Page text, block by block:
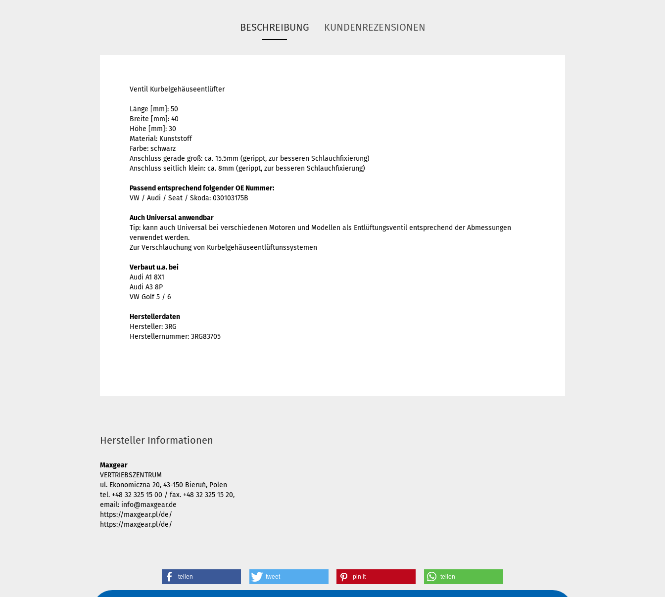
BESCHREIBUNG KUNDENREZENSIONEN
Ventil Kurbelgehäuseentlüfter
Länge [mm]: 50
Breite [mm]: 40
Höhe [mm]: 30
Material: Kunststoff
Farbe: schwarz
Anschluss gerade groß: ca. 15.5mm (gerippt, zur besseren Schlauchfixierung)
Anschluss seitlich klein: ca. 8mm (gerippt, zur besseren Schlauchfixierung)
Passend entsprechend folgender OE Nummer:
VW / Audi / Seat / Skoda: 030103175B
Auch Universal anwendbar
Tip: kann auch Universal bei verschiedenen Motoren und Modellen als Entlüftungsventil entsprechend der Abmessungen
verwendet werden.
Zur Verschlauchung von Kurbelgehäuseentlüftunssystemen
Verbaut u.a. bei
Audi A1 8X1
Audi A3 8P
VW Golf 5 / 6
Herstellerdaten
Hersteller: 3RG
Herstellernummer: 3RG83705
Hersteller Informationen
Maxgear
VERTRIEBSZENTRUM
ul. Ekonomiczna 20, 43-150 Bieruń, Polen
tel. +48 32 325 15 00 / fax. +48 32 325 15 20,
email: info@maxgear.de
https://maxgear.pl/de/
https://maxgear.pl/de/
teilen tweet pin it teilen